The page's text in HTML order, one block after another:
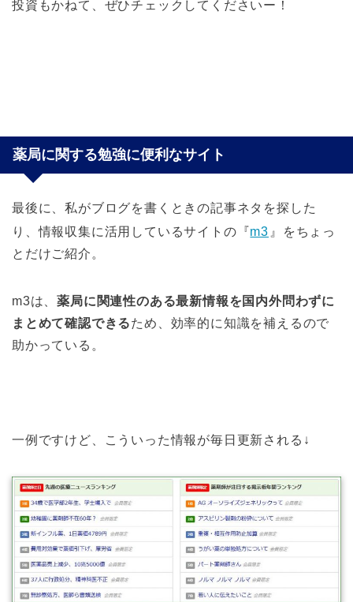
投資もかねて、ぜひチェックしてくださいー！
薬局に関する勉強に便利なサイト
最後に、私がブログを書くときの記事ネタを探した
り、情報収集に活用しているサイトの『m3 』をちょっ
とだけご紹介。
m3は、薬局に関連性のある最新情報を国内外問わずに
まとめて確認できるため、効率的に知識を補えるので
助かっている。
一例ですけど、こういった情報が毎日更新される↓